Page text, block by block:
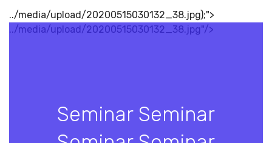
../media/upload/20200515030132_38.jpg);">
../media/upload/20200515030132_38.jpg"/>
Seminar Seminar